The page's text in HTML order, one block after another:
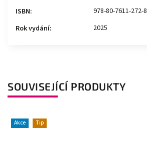
ISBN:
978-80-7611-272-8
Rok vydání: 2025
SOUVISEJÍCÍ PRODUKTY
Akce Tip